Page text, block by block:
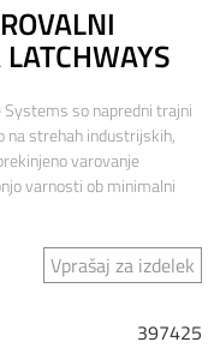
so napredni trajni
na strehah industrijskih,
varovanje
varnosti ob minimalni
Vprašaj za izdelek
397425